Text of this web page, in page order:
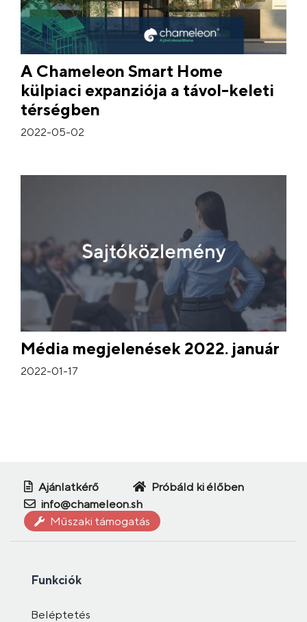
A Chameleon Smart Home
külpiaci expanziója a távol-keleti
térségben
2022-05-02
Média megjelenések 2022. január
2022-01-17
Ajánlatkérő
Próbáld ki élőben
info@chameleon.sh
Műszaki támogatás
Funkciók
Beléptetés